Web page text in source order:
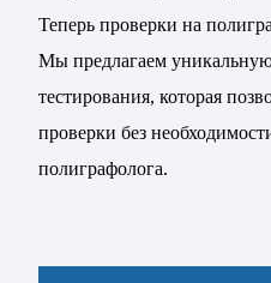
Теперь проверки на
Мы предлагаем
тестирования, которая
проверки без
полиграфолога.